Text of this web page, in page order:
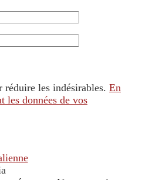
les indésirables. En
les données de vos